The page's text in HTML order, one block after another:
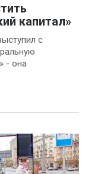
капитал»
с
- она